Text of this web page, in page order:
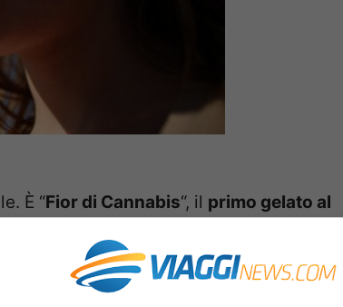
È “Fior di Cannabis“, il primo gelato al
Alassio e “U Magu” a Pietra Ligure, le 2
scorso dicembre alla preparazione